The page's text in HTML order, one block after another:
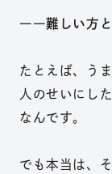
――難しい方と
たとえば、う
人のせいにし
なんです。
でも本当は、